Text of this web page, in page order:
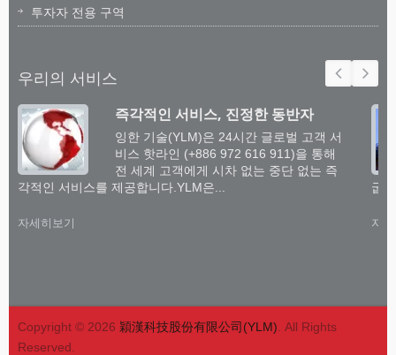
투자자 전용 구역
우리의 서비스
즉각적인 서비스, 진정한 동반자
잉한 기술(YLM)은 24시간 글로벌 고객 서
비스 핫라인 (+886 972 616 911)을 통해
전 세계 고객에게 시차 없는 중단 없는 즉
각적인 서비스를 제공합니다.YLM은...
자세히보기
굽
자
Copyright © 2026 穎漢科技股份有限公司(YLM). All Rights
Reserved.